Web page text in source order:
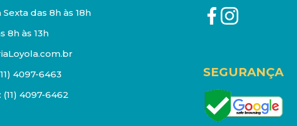
das 8h às 18h
8h às 13h
4097-6463
(11) 4097-6462
SEGURANÇA